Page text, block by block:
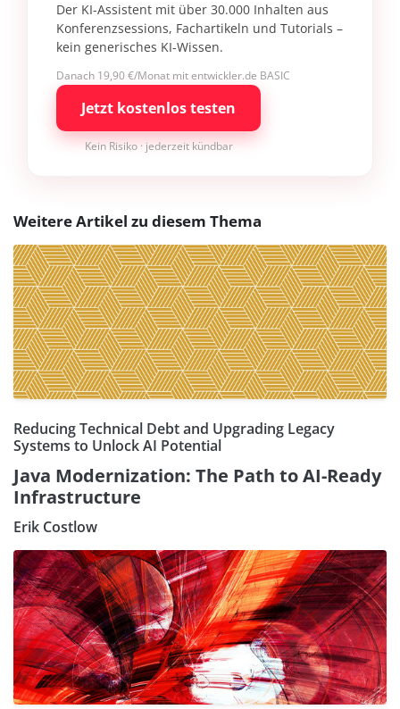
Der KI-Assistent mit über 30.000 Inhalten aus
Konferenzsessions, Fachartikeln und Tutorials –
kein generisches KI-Wissen.
Danach 19,90 €/Monat mit entwickler.de BASIC
Jetzt kostenlos testen
Kein Risiko · jederzeit kündbar
Weitere Artikel zu diesem Thema
Reducing Technical Debt and Upgrading Legacy
Systems to Unlock AI Potential
Java Modernization: The Path to AI-Ready
Infrastructure
Erik Costlow